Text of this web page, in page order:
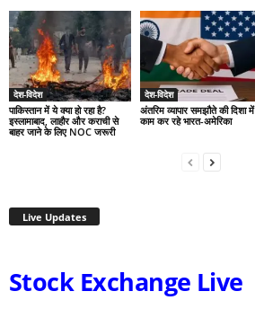
देश-विदेश
पाकिस्तान में ये क्या हो रहा है?
इस्लामाबाद, लाहौर और कराची से
बाहर जाने के लिए NOC जरूरी
देश-विदेश
अंतरिम व्यापार समझौते की दिशा में
काम कर रहे भारत-अमेरिका
Live Updates
Stock Exchange Live